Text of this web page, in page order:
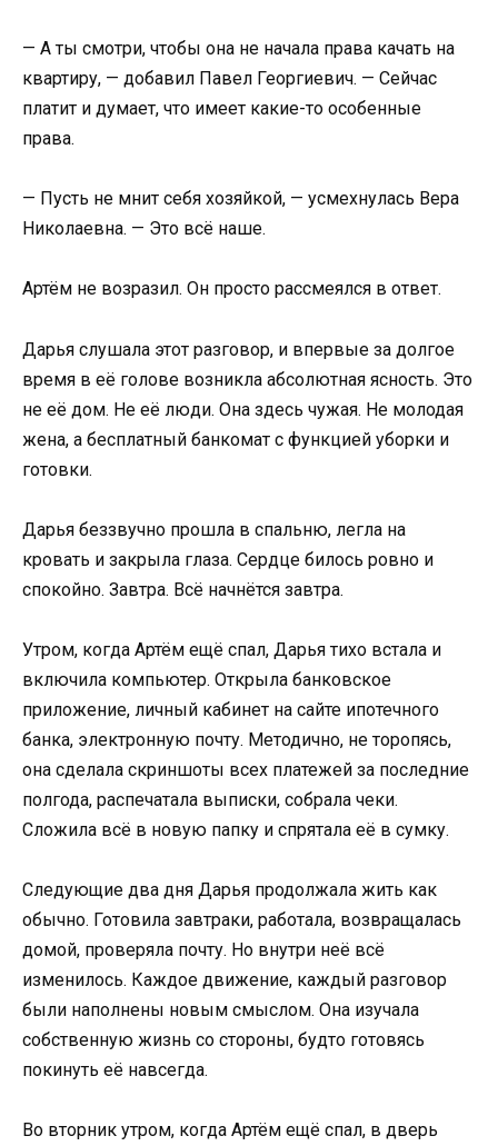
— А ты смотри, чтобы она не начала права качать на
квартиру, — добавил Павел Георгиевич. — Сейчас
платит и думает, что имеет какие-то особенные
права.
— Пусть не мнит себя хозяйкой, — усмехнулась Вера
Николаевна. — Это всё наше.
Артём не возразил. Он просто рассмеялся в ответ.
Дарья слушала этот разговор, и впервые за долгое
время в её голове возникла абсолютная ясность. Это
не её дом. Не её люди. Она здесь чужая. Не молодая
жена, а бесплатный банкомат с функцией уборки и
готовки.
Дарья беззвучно прошла в спальню, легла на
кровать и закрыла глаза. Сердце билось ровно и
спокойно. Завтра. Всё начнётся завтра.
Утром, когда Артём ещё спал, Дарья тихо встала и
включила компьютер. Открыла банковское
приложение, личный кабинет на сайте ипотечного
банка, электронную почту. Методично, не торопясь,
она сделала скриншоты всех платежей за последние
полгода, распечатала выписки, собрала чеки.
Сложила всё в новую папку и спрятала её в сумку.
Следующие два дня Дарья продолжала жить как
обычно. Готовила завтраки, работала, возвращалась
домой, проверяла почту. Но внутри неё всё
изменилось. Каждое движение, каждый разговор
были наполнены новым смыслом. Она изучала
собственную жизнь со стороны, будто готовясь
покинуть её навсегда.
Во вторник утром, когда Артём ещё спал, в дверь